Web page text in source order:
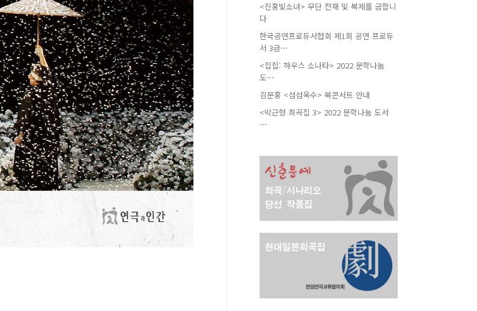
<진홍빛소녀> 무단 전재 및 복제를 금합니
다
한국공연프로듀서협회 제1회 공연 프로듀
서 3급⋯
<집집: 하우스 소나타> 2022 문학나눔
도⋯
김문홍 <섬섬옥수> 북콘서트 안내
<박근형 희곡집 3> 2022 문학나눔 도서
⋯